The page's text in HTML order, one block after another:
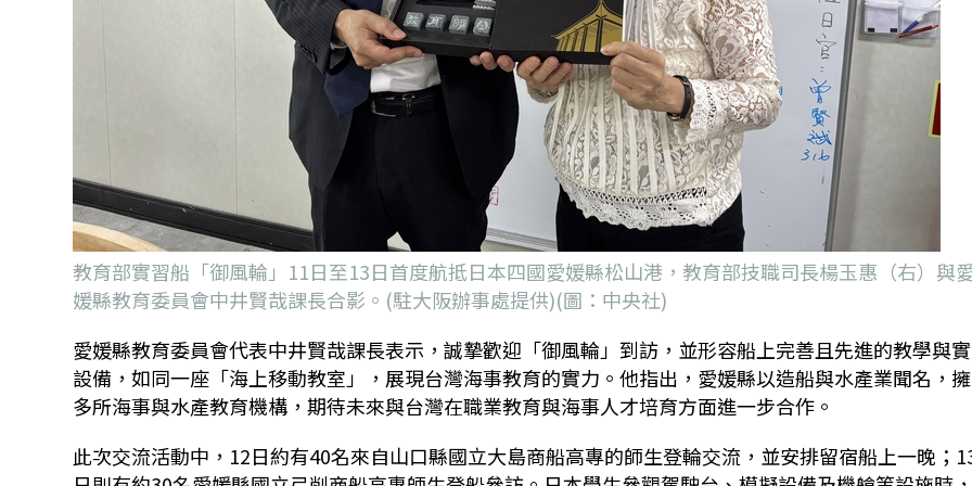
教育部實習船「御風輪」11日至13日首度航抵日本四國愛媛縣松山港，教育部技職司長楊玉惠（右）與
媛縣教育委員會中井賢哉課長合影。(駐大阪辦事處提供)(圖：中央社)
愛媛縣教育委員會代表中井賢哉課長表示，誠摯歡迎「御風輪」到訪，並形容船上完善且先進的教學與
設備，如同一座「海上移動教室」，展現台灣海事教育的實力。他指出，愛媛縣以造船與水產業聞名，
多所海事與水產教育機構，期待未來與台灣在職業教育與海事人才培育方面進一步合作。
此次交流活動中，12日約有40名來自山口縣國立大島商船高專的師生登輪交流，並安排留宿船上一晚；